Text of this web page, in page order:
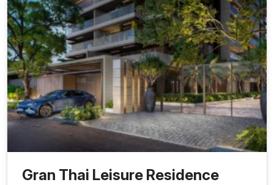
Gran Thai Leisure Residence